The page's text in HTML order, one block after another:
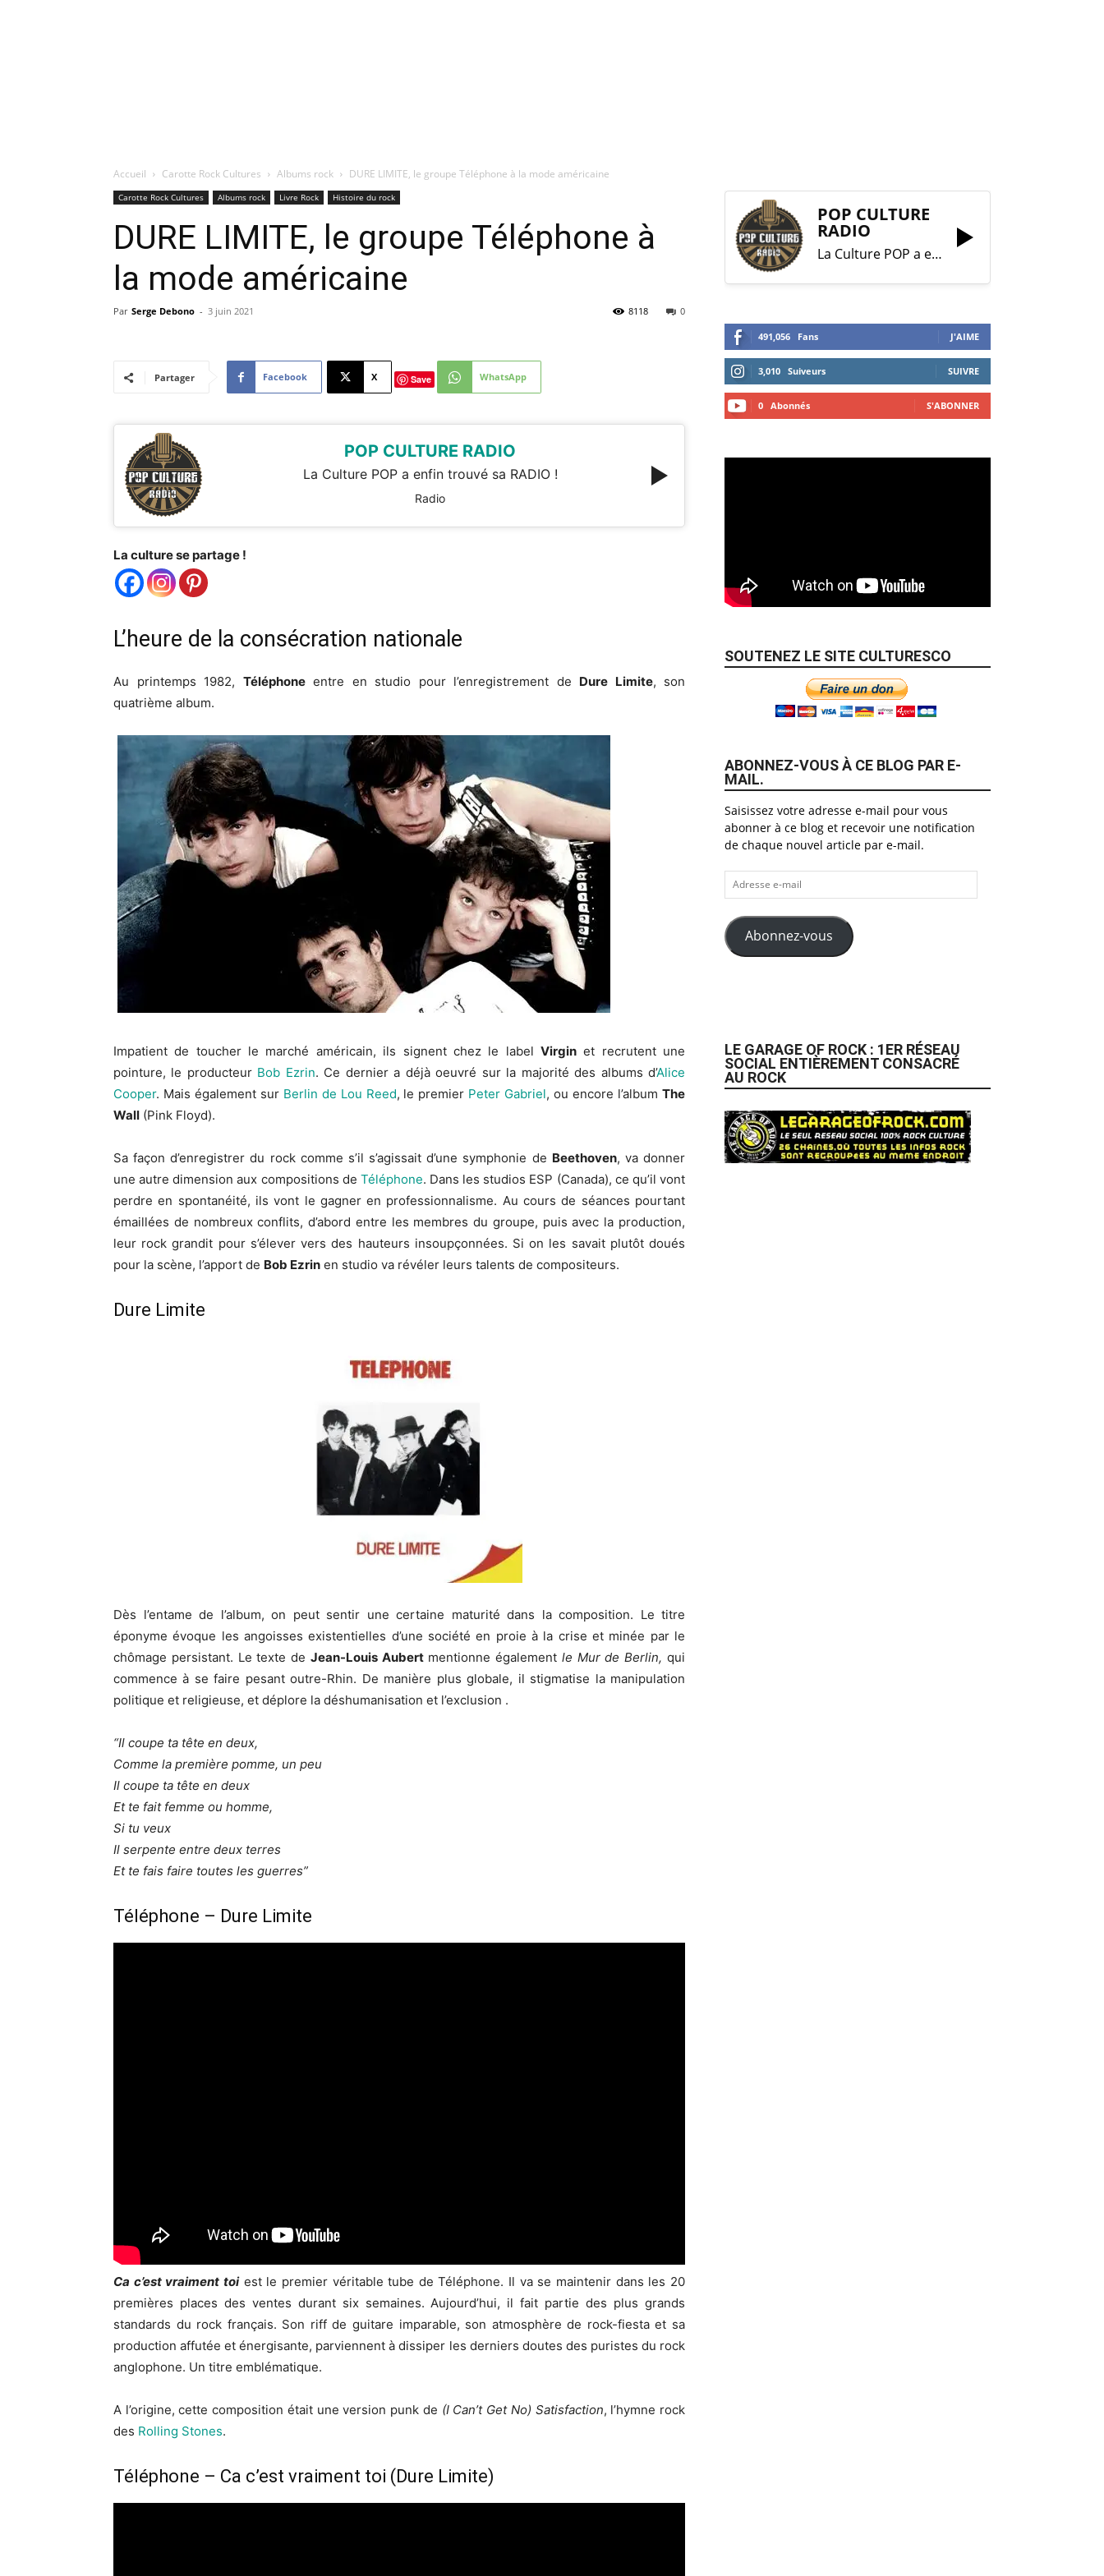
Accueil Carotte Rock Cultures Albums rock DURE LIMITE, le groupe Téléphone à la mode américaine
Carotte Rock Cultures Albums rock Livre Rock Histoire du rock
DURE LIMITE, le groupe Téléphone à
la mode américaine
Par Serge Debono - 3 juin 2021 0
8118
Partager Facebook X Save WhatsApp
POP CULTURE RADIO
La Culture POP a enfin trouvé sa RADIO !
Radio
La culture se partage !
L’heure de la consécration nationale
Au printemps 1982, Téléphoneentre en studio pour l’enregistrement de Dure Limite, son
quatrième album.
Impatient de toucher le marché américain, ils signent chez le label Virginet recrutent une
pointure, le producteur Bob Ezrin. Ce dernier a déjà oeuvré sur la majorité des albums d’Alice
Cooper. Mais également sur Berlin de Lou Reed, le premier Peter Gabriel, ou encore l’albumThe
Wall (Pink Floyd).
Sa façon d’enregistrer du rock comme s’il s’agissait d’une symphonie de Beethoven, va donner
une autre dimension aux compositions de Téléphone. Dans les studios ESP (Canada), ce qu’il vont
perdre en spontanéité, ils vont le gagner en professionnalisme. Au cours de séances pourtant
émaillées de nombreux conflits, d’abord entre les membres du groupe, puis avec la production,
leur rock grandit pour s’élever vers des hauteurs insoupçonnées. Si on les savait plutôt doués
pour la scène, l’apport de Bob Ezrin en studio va révéler leurs talents de compositeurs.
Dure Limite
Dès l’entame de l’album, on peut sentir une certaine maturité dans la composition. Le titre
éponyme évoque les angoisses existentielles d’une société en proie à la crise et minée par le
chômage persistant. Le texte de Jean-Louis Aubertmentionne également le Mur de Berlin,qui
commence à se faire pesant outre-Rhin. De manière plus globale, il stigmatise la manipulation
politique et religieuse, et déplore la déshumanisation et l’exclusion .
“Il coupe ta tête en deux,
Comme la première pomme, un peu
Il coupe ta tête en deux
Et te fait femme ou homme,
Si tu veux
Il serpente entre deux terres
Et te fais faire toutes les guerres”
Téléphone – Dure Limite
Ca c’est vraiment toiest le premier véritable tube de Téléphone. Il va se maintenir dans les 20
premières places des ventes durant six semaines. Aujourd’hui, il fait partie des plus grands
standards du rock français. Son riff de guitare imparable, son atmosphère de rock-fiesta et sa
production affutée et énergisante, parviennent à dissiper les derniers doutes des puristes du rock
anglophone. Un titre emblématique.
A l’origine, cette composition était une version punk de (I Can’t Get No) Satisfaction, l’hymne rock
des Rolling Stones.
Téléphone – Ca c’est vraiment toi (Dure Limite)
POP CULTURE
RADIO
La Culture POP a enfin trouvé sa RADIO !
491,056 Fans J'AIME
3,010 Suiveurs SUIVRE
0 Abonnés S'ABONNER
SOUTENEZ LE SITE CULTURESCO
ABONNEZ-VOUS À CE BLOG PAR E-
MAIL.
Saisissez votre adresse e-mail pour vous
abonner à ce blog et recevoir une notification
de chaque nouvel article par e-mail.
Adresse
e-
mail
Abonnez-vous
LE GARAGE OF ROCK : 1ER RÉSEAU
SOCIAL ENTIÈREMENT CONSACRÉ
AU ROCK